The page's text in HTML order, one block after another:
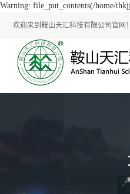
Warning: file_put_contents(/home/
欢迎来到鞍山天汇科技有限公司官网！